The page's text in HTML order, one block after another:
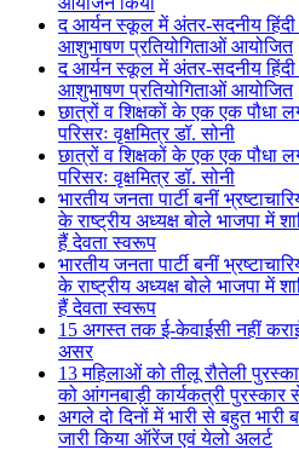
द आर्यन स्कूल में अंतर-सदनीय हिंदी
आशुभाषण प्रतियोगिताओं आयोजित
द आर्यन स्कूल में अंतर-सदनीय हिंदी
आशुभाषण प्रतियोगिताओं आयोजित
छात्रों व शिक्षकों के एक एक पौधा
परिसरः वृक्षमित्र डॉ. सोनी
छात्रों व शिक्षकों के एक एक पौधा
परिसरः वृक्षमित्र डॉ. सोनी
भारतीय जनता पार्टी बनीं
के राष्ट्रीय अध्यक्ष बोले भाजपा में
हैं देवता स्वरूप
भारतीय जनता पार्टी बनीं
के राष्ट्रीय अध्यक्ष बोले भाजपा में
हैं देवता स्वरूप
15 अगस्त तक ई-केवाईसी नहीं
असर
13 महिलाओं को तीलू रौतेली
को आंगनबाड़ी कार्यकत्री पुरस्कार
अगले दो दिनों में भारी से बहुत भारी
जारी किया ऑरेंज एवं येलो अलर्ट